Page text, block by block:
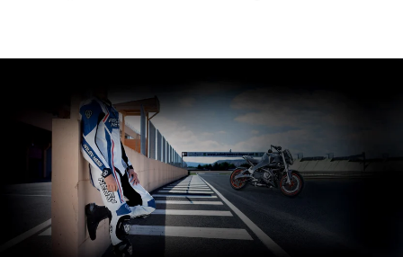
Pinterest